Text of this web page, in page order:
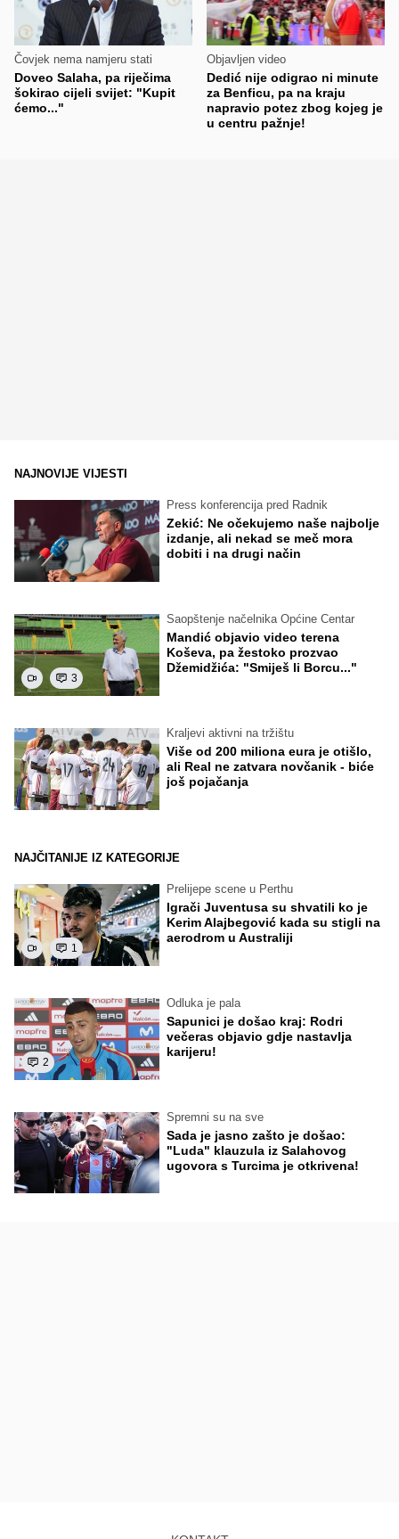
Čovjek nema namjeru stati
Doveo Salaha, pa riječima
šokirao cijeli svijet: "Kupit
ćemo..."
Objavljen video
Dedić nije odigrao ni minute
za Benficu, pa na kraju
napravio potez zbog kojeg je
u centru pažnje!
NAJNOVIJE VIJESTI
Press konferencija pred Radnik
Zekić: Ne očekujemo naše najbolje
izdanje, ali nekad se meč mora
dobiti i na drugi način
3
Saopštenje načelnika Općine Centar
Mandić objavio video terena
Koševa, pa žestoko prozvao
Džemidžića: "Smiješ li Borcu..."
Kraljevi aktivni na tržištu
Više od 200 miliona eura je otišlo,
ali Real ne zatvara novčanik - biće
još pojačanja
NAJČITANIJE IZ KATEGORIJE
1
Prelijepe scene u Perthu
Igrači Juventusa su shvatili ko je
Kerim Alajbegović kada su stigli na
aerodrom u Australiji
2
Odluka je pala
Sapunici je došao kraj: Rodri
večeras objavio gdje nastavlja
karijeru!
Spremni su na sve
Sada je jasno zašto je došao:
"Luda" klauzula iz Salahovog
ugovora s Turcima je otkrivena!